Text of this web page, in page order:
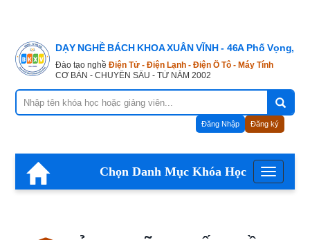
DẠY NGHỀ BÁCH KHOA XUÂN VĨNH - 46A Phố Vọng,
Đào tạo nghề Điện Tử - Điện Lạnh - Điện Ô Tô - Máy Tính
CƠ BẢN - CHUYÊN SÂU - TỪ NĂM 2002
Đăng Nhập Đăng ký
Menu
Chọn Danh Mục Khóa Học